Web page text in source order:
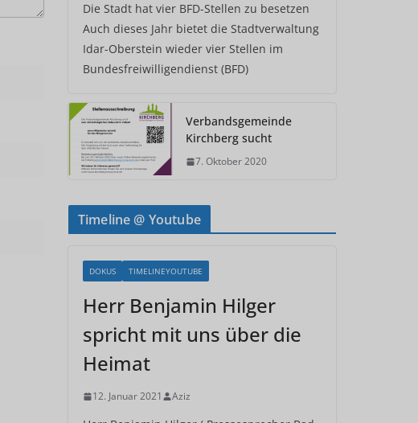
Die Stadt hat vier BFD-Stellen zu besetzen
Auch dieses Jahr bietet die Stadtverwaltung
Idar-Oberstein wieder vier Stellen im
Bundesfreiwilligendienst (BFD)
Verbandsgemeinde
Kirchberg sucht
7. Oktober 2020
Timeline @ Youtube
DOKUS TIMELINEYOUTUBE
Herr Benjamin Hilger
spricht mit uns über die
Heimat
12. Januar 2021 Aziz